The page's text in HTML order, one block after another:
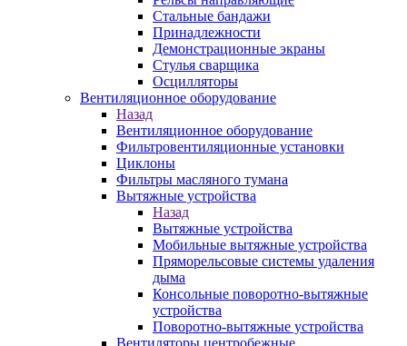
Стальные бандажи
Принадлежности
Демонстрационные экраны
Стулья сварщика
Осцилляторы
Вентиляционное оборудование
Назад
Вентиляционное оборудование
Фильтровентиляционные установки
Циклоны
Фильтры масляного тумана
Вытяжные устройства
Назад
Вытяжные устройства
Мобильные вытяжные устройства
Пряморельсовые системы удаления
дыма
Консольные поворотно-вытяжные
устройства
Поворотно-вытяжные устройства
Вентиляторы центробежные